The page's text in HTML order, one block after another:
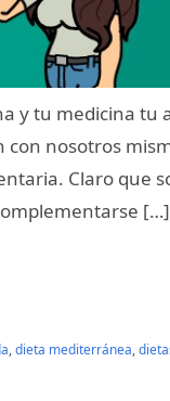
y tu medicina tu
con nosotros
Claro que
[…]
,dieta mediterránea,